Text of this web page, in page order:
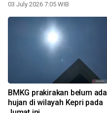
03 July 2026 7:05 WIB
BMKG prakirakan belum ada
hujan di wilayah Kepri pada